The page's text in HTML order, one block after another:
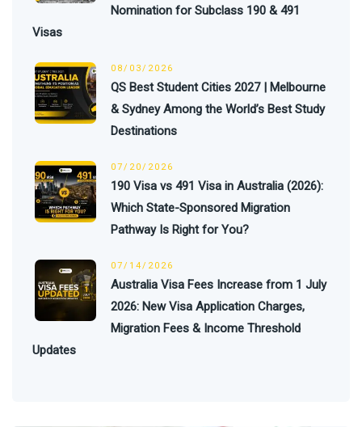
Nomination for Subclass 190 & 491
Visas
08/03/2026
QS Best Student Cities 2027 | Melbourne
& Sydney Among the World’s Best Study
Destinations
07/20/2026
190 Visa vs 491 Visa in Australia (2026):
Which State-Sponsored Migration
Pathway Is Right for You?
07/14/2026
Australia Visa Fees Increase from 1 July
2026: New Visa Application Charges,
Migration Fees & Income Threshold
Updates